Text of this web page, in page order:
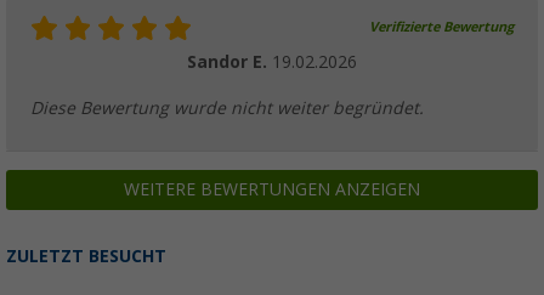
Verifizierte Bewertung
Sandor E. 19.02.2026
Diese Bewertung wurde nicht weiter begründet.
WEITERE BEWERTUNGEN ANZEIGEN
ZULETZT BESUCHT